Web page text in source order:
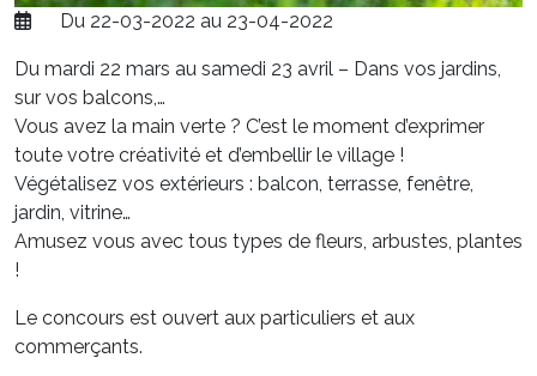
Du 22-03-2022 au 23-04-2022
Du mardi 22 mars au samedi 23 avril – Dans vos jardins,
sur vos balcons,…
Vous avez la main verte ? C’est le moment d’exprimer
toute votre créativité et d’embellir le village !
Végétalisez vos extérieurs : balcon, terrasse, fenêtre,
jardin, vitrine…
Amusez vous avec tous types de fleurs, arbustes, plantes
!
Le concours est ouvert aux particuliers et aux
commerçants.